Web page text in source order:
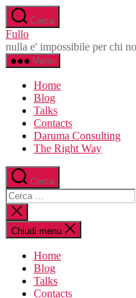
Salta
al
contenuto
Cerca
Fullo
nulla e' impossibile per chi
Menu
Home
Blog
Talks
Contacts
Daruma Consulting
The Right Way
Cerca
Cerca:
Chiudi
la
ricerca
Chiudi menu
Home
Blog
Talks
Contacts